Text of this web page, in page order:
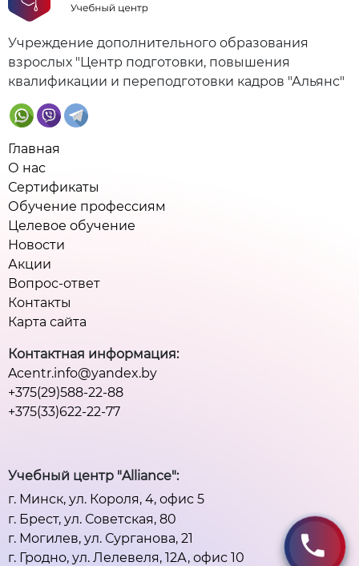
Учреждение дополнительного образования
взрослых "Центр подготовки, повышения
квалификации и переподготовки кадров "Альянс"
Главная
О нас
Сертификаты
Обучение профессиям
Целевое обучение
Новости
Акции
Вопрос-ответ
Контакты
Карта сайта
Контактная информация:
Acentr.info@yandex.by
+375(29)588-22-88
+375(33)622-22-77
Учебный центр "Alliance":
г. Минск, ул. Короля, 4, офис 5
г. Брест, ул. Советская, 80
г. Могилев, ул. Сурганова, 21
г. Гродно, ул. Лелевеля, 12А, офис 10